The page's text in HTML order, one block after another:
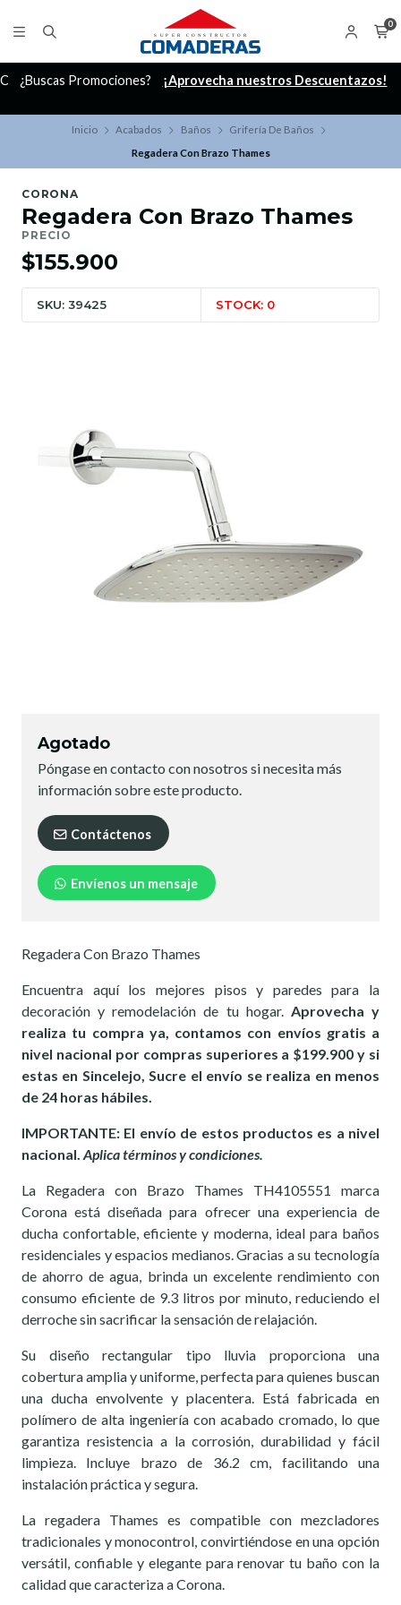
0
¿Buscas Promociones? ¡Aprovecha nuestros Descuentazos!
Inicio Acabados Baños
Grifería De Baños
Regadera Con Brazo Thames
CORONA
Regadera Con Brazo Thames
PRECIO
$155.900
SKU: 39425 STOCK: 0
Agotado
Póngase en contacto con nosotros si necesita más
información sobre este producto.
Contáctenos
Envíenos un mensaje
Regadera Con Brazo Thames
Encuentra aquí los mejores pisos y paredes para la
decoración y remodelación de tu hogar. Aprovecha y
realiza tu compra ya, contamos con envíos gratis a
nivel nacional por compras superiores a $199.900 y si
estas en Sincelejo, Sucre el envío se realiza en menos
de 24 horas hábiles.
IMPORTANTE: El envío de estos productos es a nivel
nacional. Aplica términos y condiciones.
La Regadera con Brazo Thames TH4105551 marca
Corona está diseñada para ofrecer una experiencia de
ducha confortable, eficiente y moderna, ideal para baños
residenciales y espacios medianos. Gracias a su tecnología
de ahorro de agua, brinda un excelente rendimiento con
consumo eficiente de 9.3 litros por minuto, reduciendo el
derroche sin sacrificar la sensación de relajación.
Su diseño rectangular tipo lluvia proporciona una
cobertura amplia y uniforme, perfecta para quienes buscan
una ducha envolvente y placentera. Está fabricada en
polímero de alta ingeniería con acabado cromado, lo que
garantiza resistencia a la corrosión, durabilidad y fácil
limpieza. Incluye brazo de 36.2 cm, facilitando una
instalación práctica y segura.
La regadera Thames es compatible con mezcladores
tradicionales y monocontrol, convirtiéndose en una opción
versátil, confiable y elegante para renovar tu baño con la
calidad que caracteriza a Corona.